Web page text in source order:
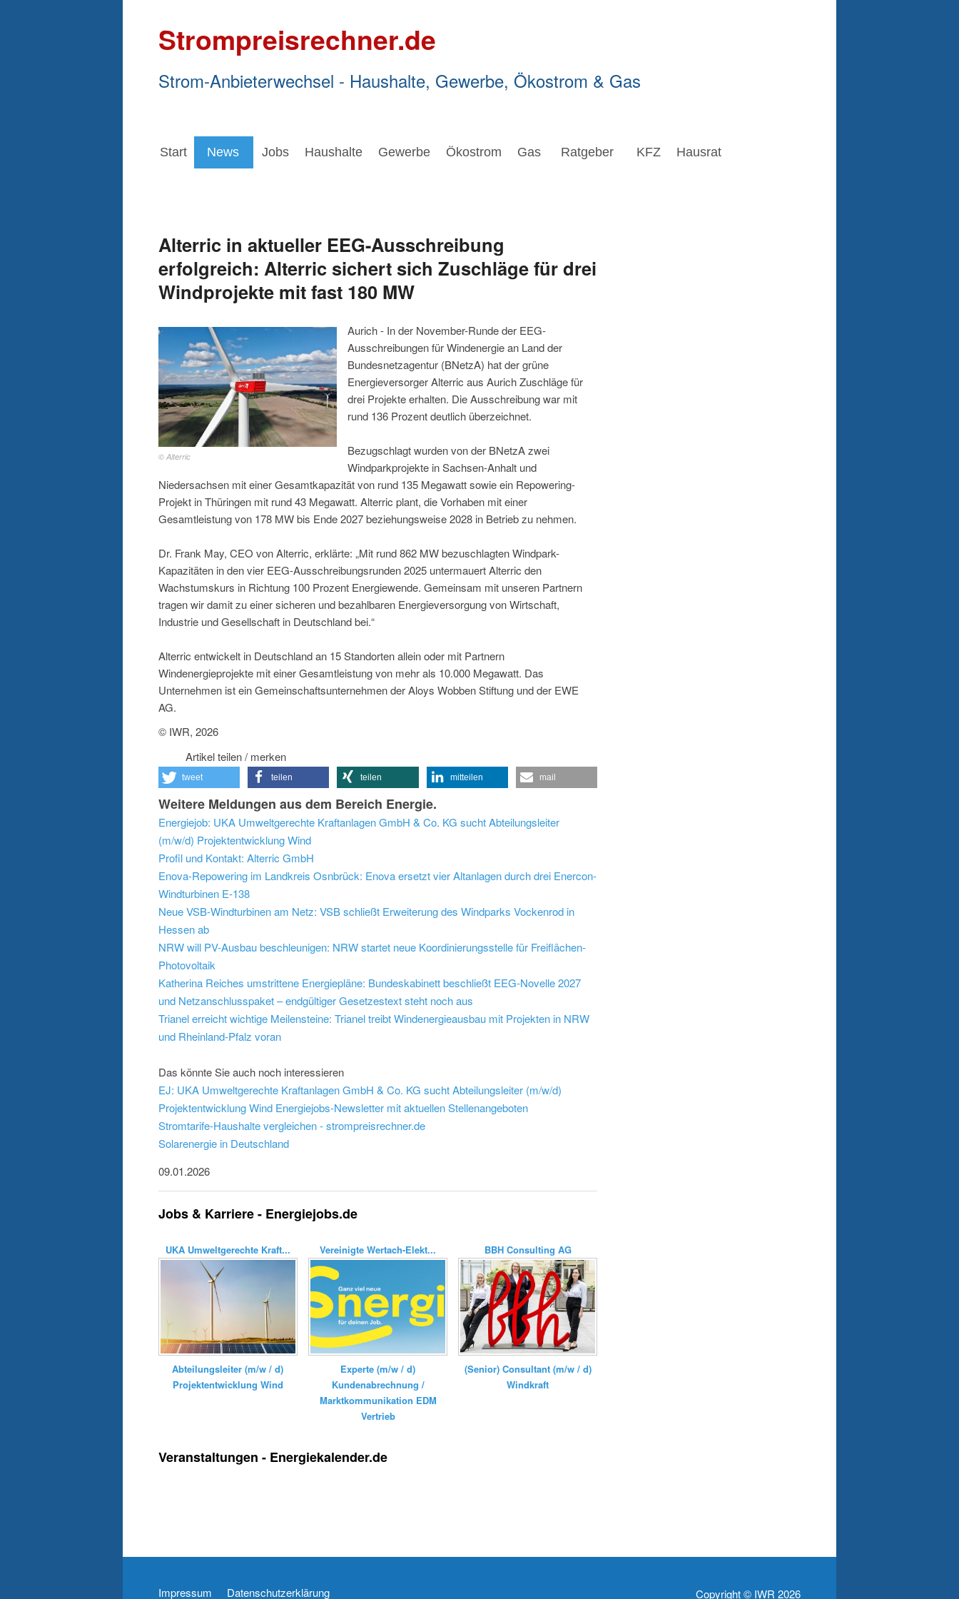
Strompreisrechner.de
Strom-Anbieterwechsel - Haushalte, Gewerbe, Ökostrom & Gas
Start News Jobs Haushalte Gewerbe Ökostrom Gas Ratgeber KFZ Hausrat
Alterric in aktueller EEG-Ausschreibung
erfolgreich: Alterric sichert sich Zuschläge für drei
Windprojekte mit fast 180 MW
© Alterric
Aurich - In der November-Runde der EEG-
Ausschreibungen für Windenergie an Land der
Bundesnetzagentur (BNetzA) hat der grüne
Energieversorger Alterric aus Aurich Zuschläge für
drei Projekte erhalten. Die Ausschreibung war mit
rund 136 Prozent deutlich überzeichnet.
Bezugschlagt wurden von der BNetzA zwei
Windparkprojekte in Sachsen-Anhalt und
Niedersachsen mit einer Gesamtkapazität von rund 135 Megawatt sowie ein Repowering-
Projekt in Thüringen mit rund 43 Megawatt. Alterric plant, die Vorhaben mit einer
Gesamtleistung von 178 MW bis Ende 2027 beziehungsweise 2028 in Betrieb zu nehmen.
Dr. Frank May, CEO von Alterric, erklärte: „Mit rund 862 MW bezuschlagten Windpark-
Kapazitäten in den vier EEG-Ausschreibungsrunden 2025 untermauert Alterric den
Wachstumskurs in Richtung 100 Prozent Energiewende. Gemeinsam mit unseren Partnern
tragen wir damit zu einer sicheren und bezahlbaren Energieversorgung von Wirtschaft,
Industrie und Gesellschaft in Deutschland bei.“
Alterric entwickelt in Deutschland an 15 Standorten allein oder mit Partnern
Windenergieprojekte mit einer Gesamtleistung von mehr als 10.000 Megawatt. Das
Unternehmen ist ein Gemeinschaftsunternehmen der Aloys Wobben Stiftung und der EWE
AG.
© IWR, 2026
Artikel teilen / merken
tweet teilen teilen mitteilen mail
Weitere Meldungen aus dem Bereich Energie.
Energiejob: UKA Umweltgerechte Kraftanlagen GmbH & Co. KG sucht Abteilungsleiter
(m/w/d) Projektentwicklung Wind
Profil und Kontakt: Alterric GmbH
Enova-Repowering im Landkreis Osnbrück: Enova ersetzt vier Altanlagen durch drei Enercon-
Windturbinen E-138
Neue VSB-Windturbinen am Netz: VSB schließt Erweiterung des Windparks Vockenrod in
Hessen ab
NRW will PV-Ausbau beschleunigen: NRW startet neue Koordinierungsstelle für Freiflächen-
Photovoltaik
Katherina Reiches umstrittene Energiepläne: Bundeskabinett beschließt EEG-Novelle 2027
und Netzanschlusspaket – endgültiger Gesetzestext steht noch aus
Trianel erreicht wichtige Meilensteine: Trianel treibt Windenergieausbau mit Projekten in NRW
und Rheinland-Pfalz voran
Das könnte Sie auch noch interessieren
EJ: UKA Umweltgerechte Kraftanlagen GmbH & Co. KG sucht Abteilungsleiter (m/w/d)
Projektentwicklung Wind Energiejobs-Newsletter mit aktuellen Stellenangeboten
Stromtarife-Haushalte vergleichen - strompreisrechner.de
Solarenergie in Deutschland
09.01.2026
Jobs & Karriere - Energiejobs.de
UKA Umweltgerechte Kraft...
Abteilungsleiter (m/w / d)
Projektentwicklung Wind
Vereinigte Wertach-Elekt...
Experte (m/w / d)
Kundenabrechnung /
Marktkommunikation EDM
Vertrieb
BBH Consulting AG
(Senior) Consultant (m/w / d)
Windkraft
Veranstaltungen - Energiekalender.de
Impressum Datenschutzerklärung Copyright © IWR 2026